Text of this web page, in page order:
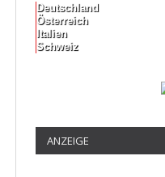
Deutschland
Österreich
Italien
Schweiz
ANZEIGE